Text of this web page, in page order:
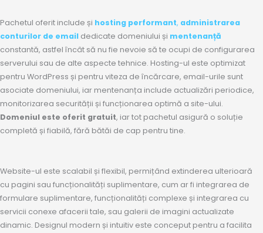
Pachetul oferit include și hosting performant, administrarea
conturilor de email dedicate domeniului și mentenanță
constantă, astfel încât să nu fie nevoie să te ocupi de configurarea
serverului sau de alte aspecte tehnice. Hosting-ul este optimizat
pentru WordPress și pentru viteza de încărcare, email-urile sunt
asociate domeniului, iar mentenanța include actualizări periodice,
monitorizarea securității și funcționarea optimă a site-ului.
Domeniul este oferit gratuit, iar tot pachetul asigură o soluție
completă și fiabilă, fără bătăi de cap pentru tine.
Website-ul este scalabil și flexibil, permițând extinderea ulterioară
cu pagini sau funcționalități suplimentare, cum ar fi integrarea de
formulare suplimentare, funcționalități complexe și integrarea cu
servicii conexe afacerii tale, sau galerii de imagini actualizate
dinamic. Designul modern și intuitiv este conceput pentru a facilita